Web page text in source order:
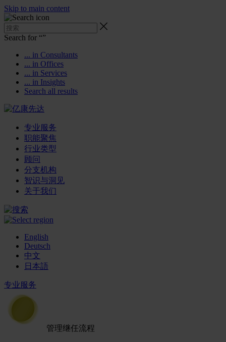
Skip to main content
Search for “”
... in Consultants
... in Offices
... in Services
... in Insights
Search all results
专业服务
职能聚焦
行业类型
顾问
分支机构
智识与洞见
关于我们
English
Deutsch
中文
日本語
专业服务
管理继任流程